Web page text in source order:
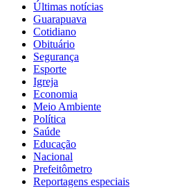
Últimas notícias
Guarapuava
Cotidiano
Obituário
Segurança
Esporte
Igreja
Economia
Meio Ambiente
Política
Saúde
Educação
Nacional
Prefeitômetro
Reportagens especiais